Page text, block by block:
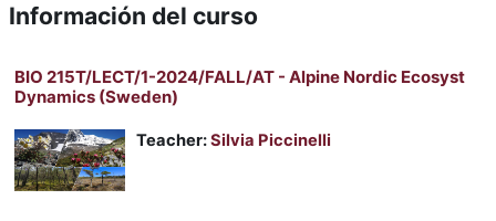
Información del curso
BIO 215T/LECT/1-2024/FALL/AT - Alpine Nordic Ecosyst
Dynamics (Sweden)
Teacher:Silvia Piccinelli